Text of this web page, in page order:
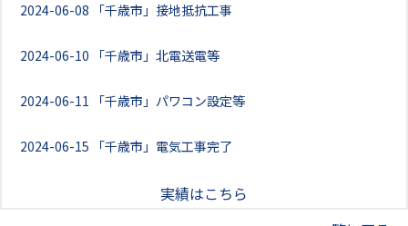
2024-06-08 「千歳市」接地抵抗工事
2024-06-10 「千歳市」北電送電等
2024-06-11 「千歳市」パワコン設定等
2024-06-15 「千歳市」電気工事完了
実績はこちら